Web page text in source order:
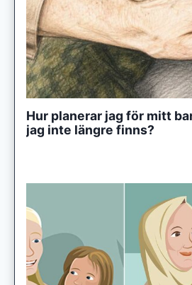
Hur planerar jag för mitt
jag inte längre finns?